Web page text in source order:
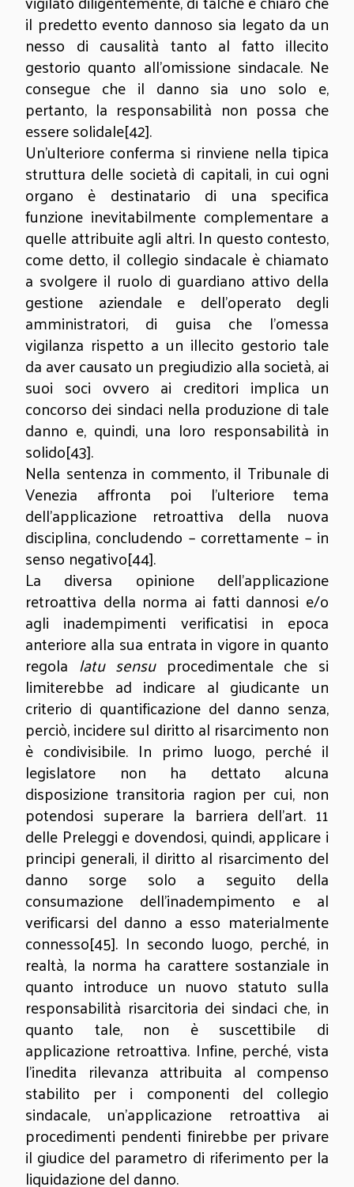
il predetto evento dannoso sia legato da un
nesso di causalità tanto al fatto illecito
gestorio quanto all’omissione sindacale. Ne
consegue che il danno sia uno solo e,
pertanto, la responsabilità non possa che
essere solidale[42].
Un’ulteriore conferma si rinviene nella tipica
struttura delle società di capitali, in cui ogni
organo è destinatario di una specifica
funzione inevitabilmente complementare a
quelle attribuite agli altri. In questo contesto,
come detto, il collegio sindacale è chiamato
a svolgere il ruolo di guardiano attivo della
gestione aziendale e dell’operato degli
amministratori, di guisa che l’omessa
vigilanza rispetto a un illecito gestorio tale
da aver causato un pregiudizio alla società, ai
suoi soci ovvero ai creditori implica un
concorso dei sindaci nella produzione di tale
danno e, quindi, una loro responsabilità in
solido[43].
Nella sentenza in commento, il Tribunale di
Venezia affronta poi l’ulteriore tema
dell’applicazione retroattiva della nuova
disciplina, concludendo – correttamente – in
senso negativo[44].
La diversa opinione dell’applicazione
retroattiva della norma ai fatti dannosi e/o
agli inadempimenti verificatisi in epoca
anteriore alla sua entrata in vigore in quanto
regola latu sensu procedimentale che si
limiterebbe ad indicare al giudicante un
criterio di quantificazione del danno senza,
perciò, incidere sul diritto al risarcimento non
è condivisibile. In primo luogo, perché il
legislatore non ha dettato alcuna
disposizione transitoria ragion per cui, non
potendosi superare la barriera dell’art. 11
delle Preleggi e dovendosi, quindi, applicare i
principi generali, il diritto al risarcimento del
danno sorge solo a seguito della
consumazione dell’inadempimento e al
verificarsi del danno a esso materialmente
connesso[45]. In secondo luogo, perché, in
realtà, la norma ha carattere sostanziale in
quanto introduce un nuovo statuto sulla
responsabilità risarcitoria dei sindaci che, in
quanto tale, non è suscettibile di
applicazione retroattiva. Infine, perché, vista
l’inedita rilevanza attribuita al compenso
stabilito per i componenti del collegio
sindacale, un’applicazione retroattiva ai
procedimenti pendenti finirebbe per privare
il giudice del parametro di riferimento per la
liquidazione del danno.